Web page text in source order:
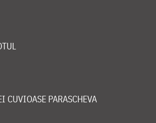
CUVIOASE PARASCHEVA